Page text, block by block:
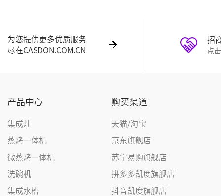
为您提供更多优质服务
尽在CASDON.COM.CN
招
点
产品中心
集成灶
蒸烤一体机
微蒸烤一体机
洗碗机
集成水槽
购买渠道
天猫/淘宝
京东旗舰店
苏宁易购旗舰店
拼多多凯度旗舰店
抖音凯度旗舰店